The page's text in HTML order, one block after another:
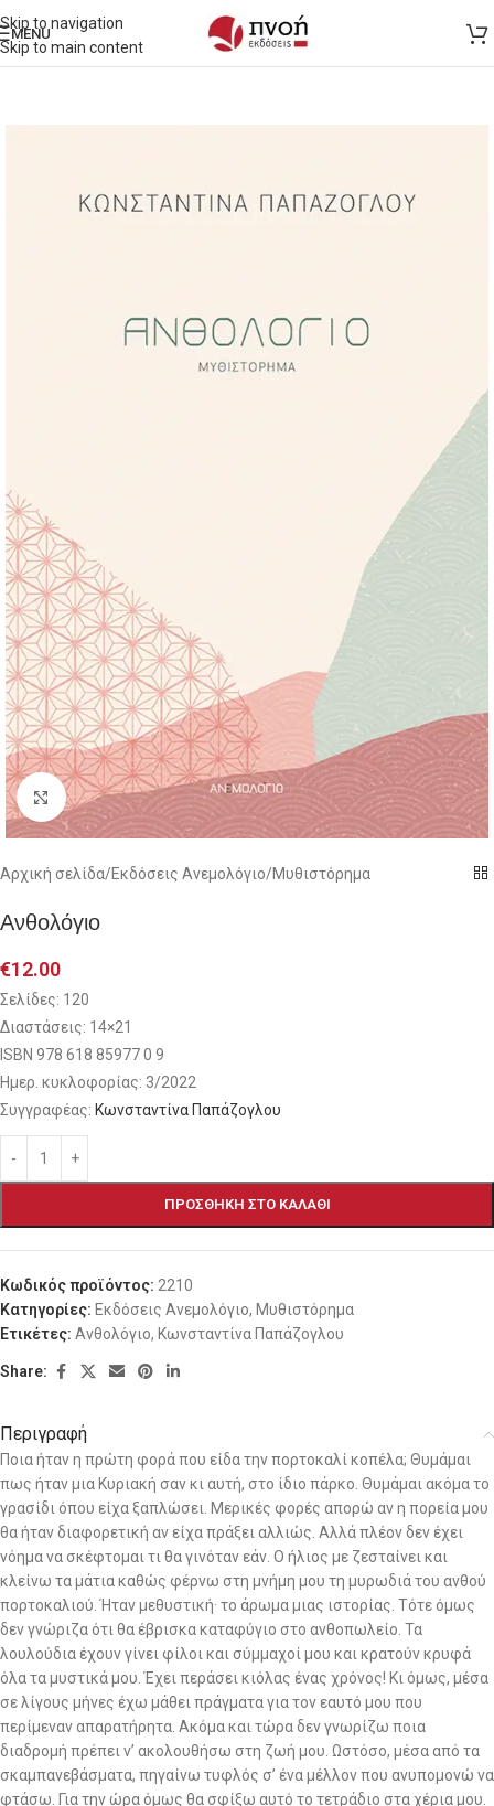
Skip to navigation
Skip to main content
MENU
Click to enlarge
Αρχική σελίδα/Εκδόσεις Ανεμολόγιο/Μυθιστόρημα
Ανθολόγιο
€12.00
Σελίδες: 120
Διαστάσεις: 14×21
ΙSBN 978 618 85977 0 9
Ημερ. κυκλοφορίας: 3/2022
Συγγραφέας: Κωνσταντίνα Παπάζογλου
ΠΡΟΣΘΉΚΗ ΣΤΟ ΚΑΛΆΘΙ
Κωδικός προϊόντος: 2210
Κατηγορίες: Εκδόσεις Ανεμολόγιο, Μυθιστόρημα
Ετικέτες: Ανθολόγιο, Κωνσταντίνα Παπάζογλου
Share:
Περιγραφή
Ποια ήταν η πρώτη φορά που είδα την πορτοκαλί κοπέλα; Θυμάμαι
πως ήταν μια Κυριακή σαν κι αυτή, στο ίδιο πάρκο. Θυμάμαι ακόμα το
γρασίδι όπου είχα ξαπλώσει. Μερικές φορές απορώ αν η πορεία μου
θα ήταν διαφορετική αν είχα πράξει αλλιώς. Αλλά πλέον δεν έχει
νόημα να σκέφτομαι τι θα γινόταν εάν. Ο ήλιος με ζεσταίνει και
κλείνω τα μάτια καθώς φέρνω στη μνήμη μου τη μυρωδιά του ανθού
πορτοκαλιού. Ήταν μεθυστική· το άρωμα μιας ιστορίας. Τότε όμως
δεν γνώριζα ότι θα έβρισκα καταφύγιο στο ανθοπωλείο. Τα
λουλούδια έχουν γίνει φίλοι και σύμμαχοί μου και κρατούν κρυφά
όλα τα μυστικά μου. Έχει περάσει κιόλας ένας χρόνος! Κι όμως, μέσα
σε λίγους μήνες έχω μάθει πράγματα για τον εαυτό μου που
περίμεναν απαρατήρητα. Ακόμα και τώρα δεν γνωρίζω ποια
διαδρομή πρέπει ν’ ακολουθήσω στη ζωή μου. Ωστόσο, μέσα από τα
σκαμπανεβάσματα, πηγαίνω τυφλός σ’ ένα μέλλον που ανυπομονώ να
φτάσω. Για την ώρα όμως θα σφίξω αυτό το τετράδιο στα χέρια μου.